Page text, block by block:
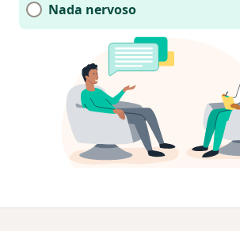
Nada nervoso